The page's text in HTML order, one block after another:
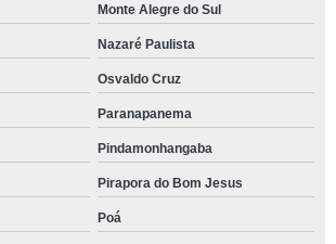
Monte Alegre do Sul
Nazaré Paulista
Osvaldo Cruz
Paranapanema
Pindamonhangaba
Pirapora do Bom Jesus
Poá